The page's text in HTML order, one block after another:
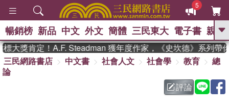
5
GO
熱搜： 東野圭吾 、 高希均教授回憶錄
暑期推薦 、 國際布克
方念華 、 台灣的李
暢銷榜 新品 中文 外文 簡體 三民東大 電子書 親子
獎肯定！A.F. Steadman 獲年度作家，《史坎德》系列帶你
三民網路書店
中文書 社會人文 社會學 教育
總
論
評論